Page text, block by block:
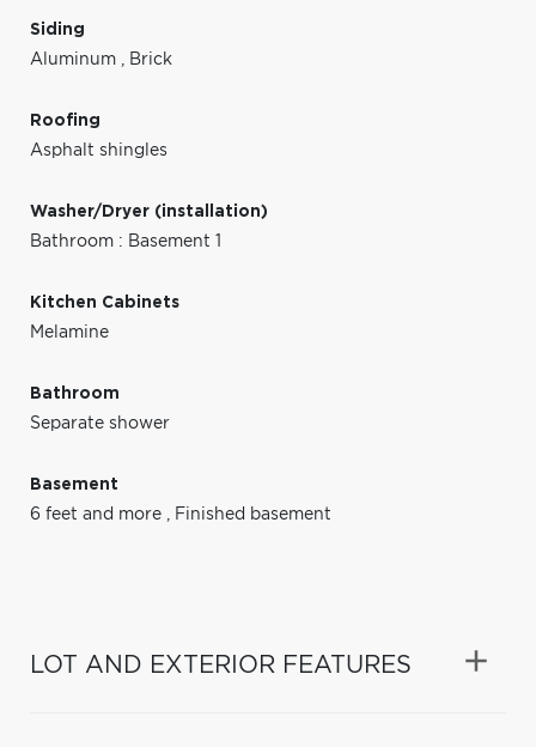
Siding
Aluminum , Brick
Roofing
Asphalt shingles
Washer/Dryer (installation)
Bathroom : Basement 1
Kitchen Cabinets
Melamine
Bathroom
Separate shower
Basement
6 feet and more , Finished basement
LOT AND EXTERIOR FEATURES